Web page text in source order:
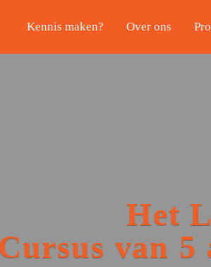
Kennis maken? Over ons
Het
Cursus van 5